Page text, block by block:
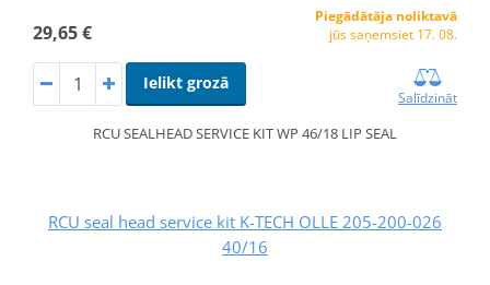
29,65 €
Piegādātāja noliktavā
jūs saņemsiet 17. 08.
Ielikt grozā
Salīdzināt
RCU SEALHEAD SERVICE KIT WP 46/18 LIP SEAL
RCU seal head service kit K-TECH OLLE 205-200-026
40/16